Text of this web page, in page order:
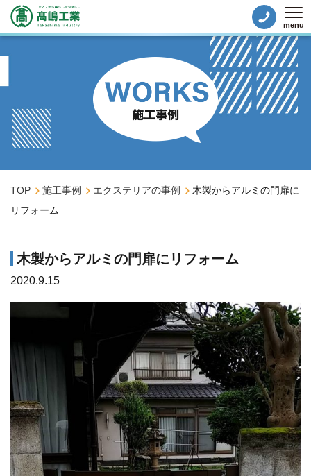
menu
TOP 施工事例 エクステリアの事例
木製からアルミの門扉に
リフォーム
木製からアルミの門扉にリフォーム
2020.9.15